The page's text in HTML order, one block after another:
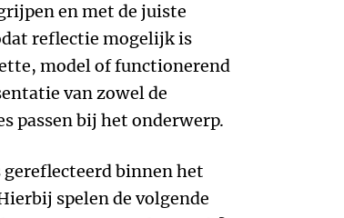
en met de juiste
reflectie mogelijk is
model of functionerend
van zowel de
passen bij het onderwerp.
binnen het
spelen de volgende